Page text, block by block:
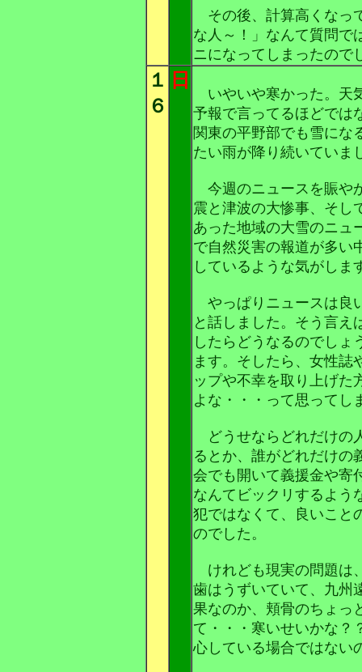
その後、計算高くなっ
な人～！」なんて質問で
ニになってしまったので
１
６
日
いやいや寒かった。天
予報で言ってるほどでは
関東の平野部でも雪にな
たい雨が降り続いていま
今週のニュースを賑や
震と津波の大惨事、そし
あった地域の大雪のニュ
で自然災害の報道が多い
しているような気がしま
やっぱりニュースは良
と話しました。そう言え
したらどうなるのでしょ
ます。そしたら、女性誌
ップや不幸を取り上げた
よな・・・って思ってし
どうせならどれだけの
るとか、誰がどれだけの
会でも開いて義援金や寄
なんてビックリするよう
犯ではなくて、良いこと
のでした。
けれども現実の問題は
歯はうずいていて、九州
果なのか、頬骨のちょっ
て・・・寒いせいかな？
心している場合ではない